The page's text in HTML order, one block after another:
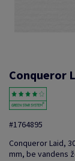
Conqueror
#1764895
Conqueror Laid,
mm, be vandens